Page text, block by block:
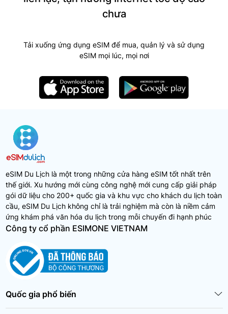
chưa
Tải xuống ứng dụng eSIM để mua, quản lý và sử dụng
eSIM mọi lúc, mọi nơi
eSIM Du Lịch là một trong những cửa hàng eSIM tốt nhất trên
thế giới. Xu hướng mới cùng công nghệ mới cung cấp giải pháp
gói dữ liệu cho 200+ quốc gia và khu vực cho khách du lịch toàn
cầu, eSIM Du Lịch không chỉ là trải nghiệm mà còn là niềm cảm
ứng khám phá văn hóa du lịch trong mỗi chuyến đi hạnh phúc
Công ty cổ phần ESIMONE VIETNAM
Quốc gia phổ biến